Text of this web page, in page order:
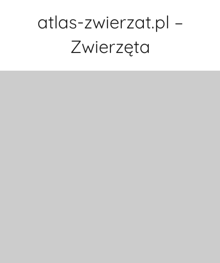
atlas-zwierzat.pl –
Zwierzęta